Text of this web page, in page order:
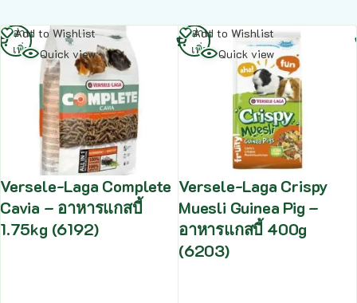
Add to Wishlist
Quick view
Versele-Laga Complete
Cavia – อาหารแกสบี้
1.75kg (6192)
อ่าน
เพิ่ม
Add to Wishlist
Quick view
Versele-Laga Crispy
Muesli Guinea Pig –
อาหารแกสบี้ 400g
(6203)
อ่าน
เพิ่ม